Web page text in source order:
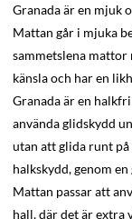
Granada är en mjuk
Mattan går i mjuka
sammetslena mattor
känsla och har en
Granada är en
använda glidskydd
utan att glida runt
halkskydd, genom
Mattan passar att
hall, där det är extra